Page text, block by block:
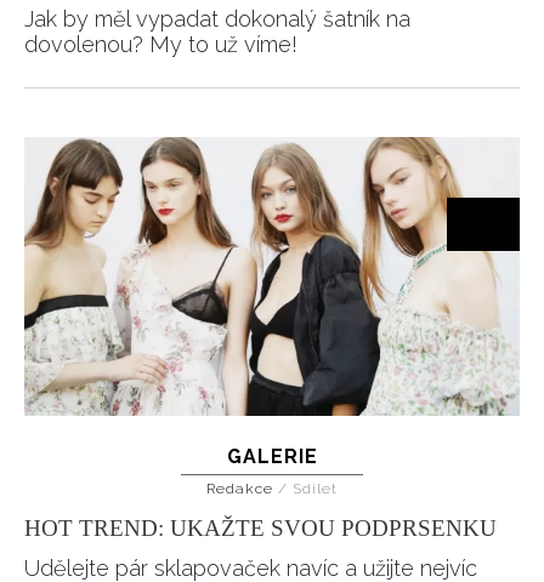
Jak by měl vypadat dokonalý šatník na
dovolenou? My to už víme!
GALERIE
Redakce / Sdílet
HOT TREND: UKAŽTE SVOU PODPRSENKU
Udělejte pár sklapovaček navíc a užijte nejvíc